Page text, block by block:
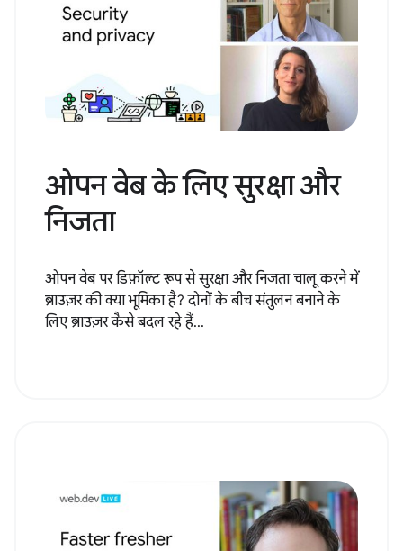
ओपन वेब के लिए सुरक्षा और
निजता
ओपन वेब पर डिफ़ॉल्ट रूप से सुरक्षा और निजता चालू करने में
ब्राउज़र की क्या भूमिका है? दोनों के बीच संतुलन बनाने के
लिए ब्राउज़र कैसे बदल रहे हैं...